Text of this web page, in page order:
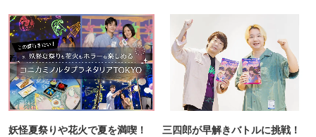
妖怪夏祭りや花火で夏を満喫！
三四郎が早解きバトルに挑戦！